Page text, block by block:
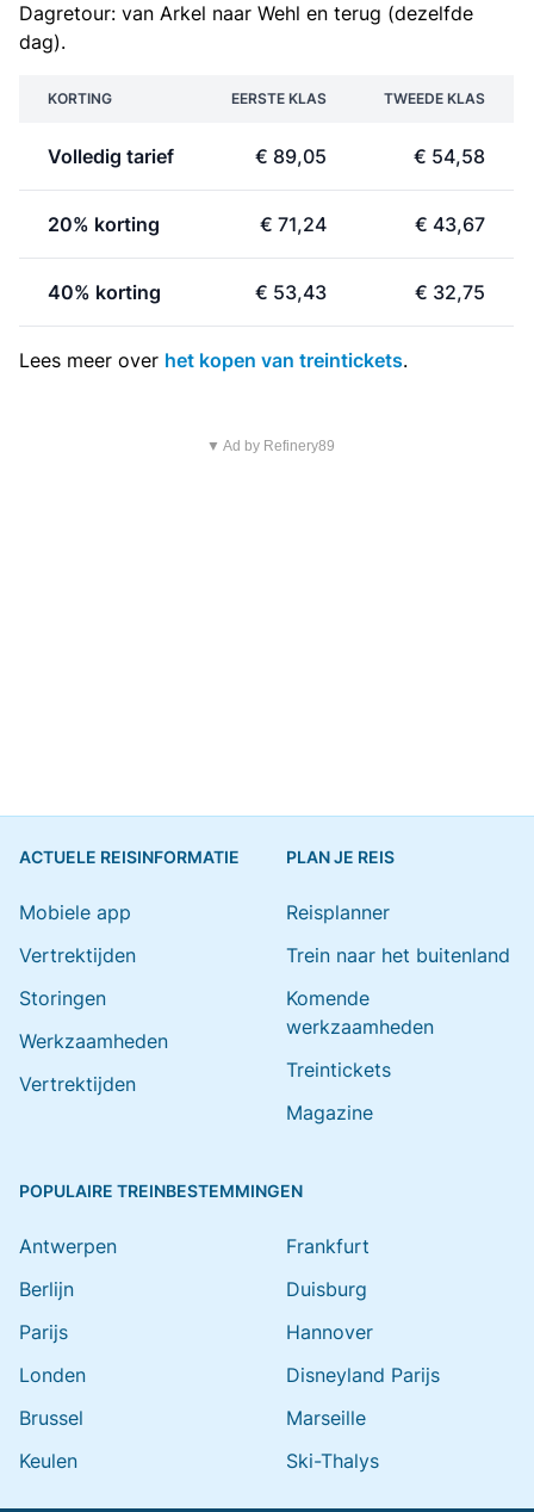
Dagretour: van Arkel naar Wehl en terug (dezelfde
dag).
KORTING EERSTE KLAS TWEEDE KLAS
Volledig tarief € 89,05 € 54,58
20% korting € 71,24 € 43,67
40% korting € 53,43 € 32,75
Lees meer over het kopen van treintickets.
▼ Ad by Refinery89
ACTUELE REISINFORMATIE
Mobiele app
Vertrektijden
Storingen
Werkzaamheden
Vertrektijden
PLAN JE REIS
Reisplanner
Trein naar het buitenland
Komende
werkzaamheden
Treintickets
Magazine
POPULAIRE TREINBESTEMMINGEN
Antwerpen
Berlijn
Parijs
Londen
Brussel
Keulen
Frankfurt
Duisburg
Hannover
Disneyland Parijs
Marseille
Ski-Thalys